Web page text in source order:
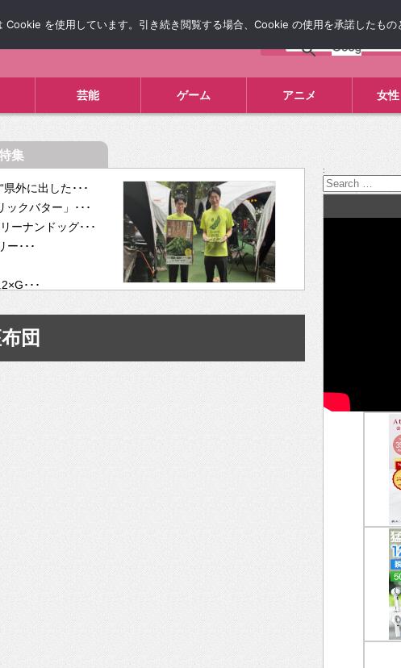
芸能 ゲーム アニメ 女
集
外に出した･･･
ックバター」･･･
ーナンドッグ･･･
ー･･･
･･･
が今話し･･･
」 TE･･･
団
:
を使用しています。引き続き閲覧する場合、Cookie の使用を承諾したもの